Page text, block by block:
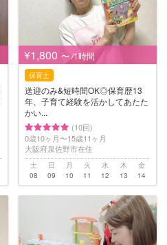
¥1,800 〜 /1時間
保育士
送迎のみ&短時間OK◎保育歴13
年、子育て経験を活かしてあたた
かい...
(10回)
0歳10ヶ月〜15歳11ヶ月
大阪府泉佐野市在住
土
08
日
09
月
10
火
11
水
12
木
13
金
14